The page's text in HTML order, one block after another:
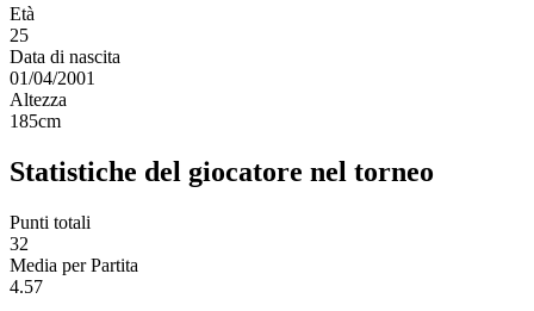
Età
25
Data di nascita
01/04/2001
Altezza
185cm
Statistiche del giocatore nel torneo
Punti totali
32
Media per Partita
4.57